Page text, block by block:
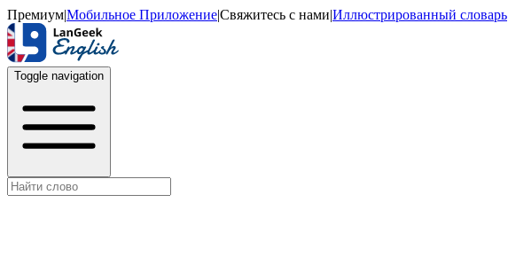
Премиум|Мобильное Приложение|Свяжитесь с нами|Иллюстрированный словарь
Toggle navigation